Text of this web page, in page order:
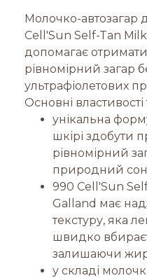
Молочко-автозагар
Cell'Sun Self-Tan
допомагає
рівномірний загар
ультрафіолетових
Основні
унікальна
шкірі здобути
рівномірний
природний
990 Cell'Sun
Galland має
текстуру, яка
швидко
залишаючи
у складі